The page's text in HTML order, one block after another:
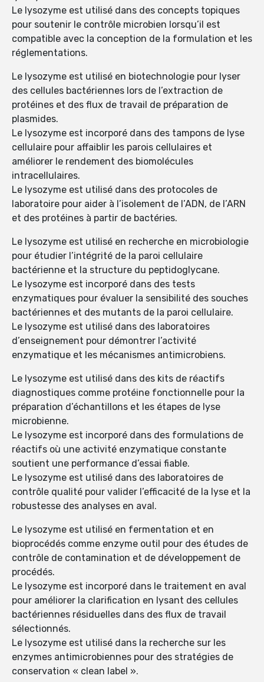
Le lysozyme est utilisé dans des concepts topiques
pour soutenir le contrôle microbien lorsqu’il est
compatible avec la conception de la formulation et les
réglementations.
Le lysozyme est utilisé en biotechnologie pour lyser
des cellules bactériennes lors de l’extraction de
protéines et des flux de travail de préparation de
plasmides.
Le lysozyme est incorporé dans des tampons de lyse
cellulaire pour affaiblir les parois cellulaires et
améliorer le rendement des biomolécules
intracellulaires.
Le lysozyme est utilisé dans des protocoles de
laboratoire pour aider à l’isolement de l’ADN, de l’ARN
et des protéines à partir de bactéries.
Le lysozyme est utilisé en recherche en microbiologie
pour étudier l’intégrité de la paroi cellulaire
bactérienne et la structure du peptidoglycane.
Le lysozyme est incorporé dans des tests
enzymatiques pour évaluer la sensibilité des souches
bactériennes et des mutants de la paroi cellulaire.
Le lysozyme est utilisé dans des laboratoires
d’enseignement pour démontrer l’activité
enzymatique et les mécanismes antimicrobiens.
Le lysozyme est utilisé dans des kits de réactifs
diagnostiques comme protéine fonctionnelle pour la
préparation d’échantillons et les étapes de lyse
microbienne.
Le lysozyme est incorporé dans des formulations de
réactifs où une activité enzymatique constante
soutient une performance d’essai fiable.
Le lysozyme est utilisé dans des laboratoires de
contrôle qualité pour valider l’efficacité de la lyse et la
robustesse des analyses en aval.
Le lysozyme est utilisé en fermentation et en
bioprocédés comme enzyme outil pour des études de
contrôle de contamination et de développement de
procédés.
Le lysozyme est incorporé dans le traitement en aval
pour améliorer la clarification en lysant des cellules
bactériennes résiduelles dans des flux de travail
sélectionnés.
Le lysozyme est utilisé dans la recherche sur les
enzymes antimicrobiennes pour des stratégies de
conservation « clean label ».